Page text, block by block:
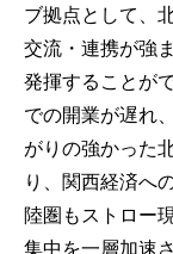
ブ拠点として、
交流・連携が強
発揮することが
での開業が遅れ
がりの強かった
り、関西経済へ
陸圏もストロー
集中を一層加速